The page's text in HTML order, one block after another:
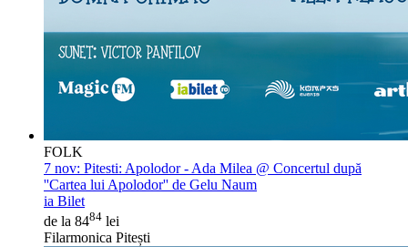
FOLK
7 nov: Pitesti: Apolodor - Ada Milea @ Concertul după
''Cartea lui Apolodor'' de Gelu Naum
ia Bilet
de la 8484 lei
Filarmonica Pitești